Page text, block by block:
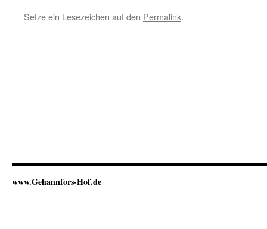
Setze ein Lesezeichen auf den Permalink.
www.Gehannfors-Hof.de